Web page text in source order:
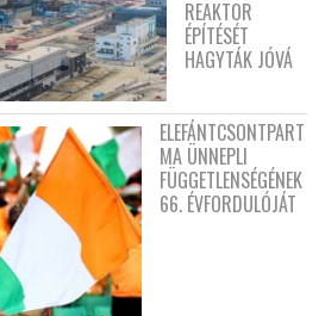
REAKTOR
ÉPÍTÉSÉT
HAGYTÁK JÓVÁ
ELEFÁNTCSONTPART
MA ÜNNEPLI
FÜGGETLENSÉGÉNEK
66. ÉVFORDULÓJÁT